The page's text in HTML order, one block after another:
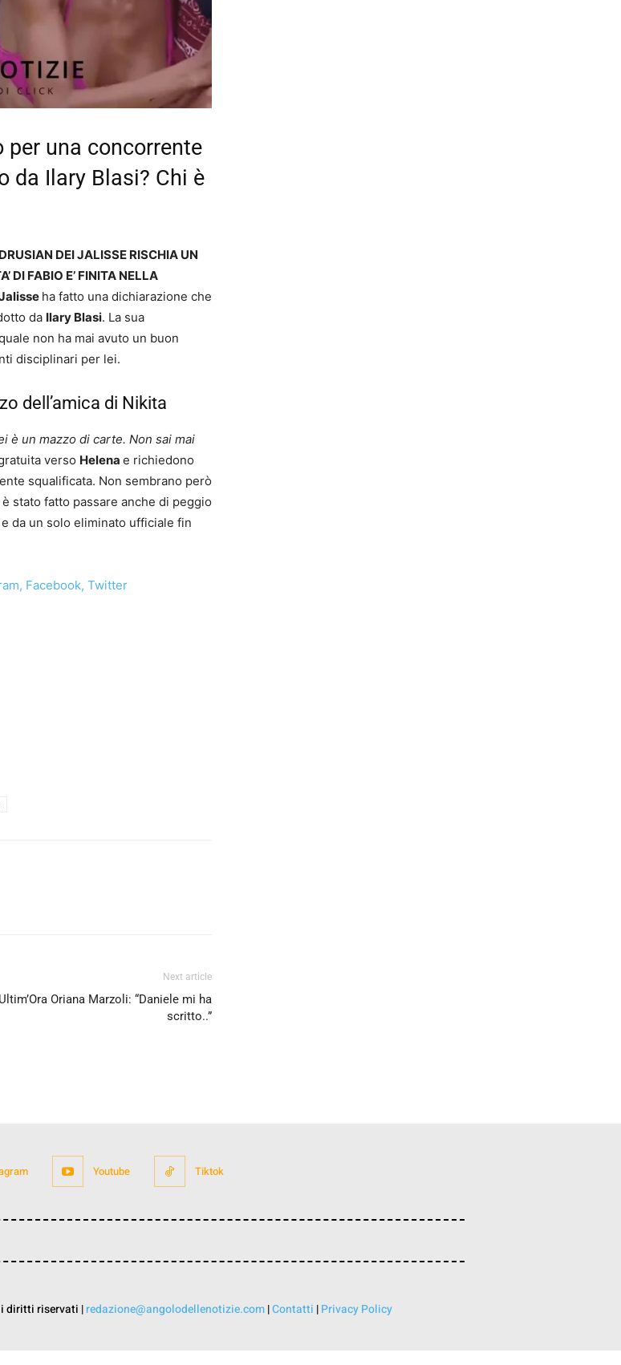
per una concorrente
da Ilary Blasi? Chi è
DEI JALISSE RISCHIA UN
DI FABIO E’ FINITA NELLA
ha fatto una dichiarazione che
da Ilary Blasi. La sua
non ha mai avuto un buon
disciplinari per lei.
dell’amica di Nikita
è un mazzo di carte. Non sai mai
verso Helena e richiedono
squalificata. Non sembrano però
stato fatto passare anche di peggio
da un solo eliminato ufficiale fin
, Facebook, Twitter
Next article
Ultim’Ora Oriana Marzoli: “Daniele mi ha
scritto..”
Youtube Tiktok
diritti riservati |redazione@angolodellenotizie.com|Contatti |Privacy Policy